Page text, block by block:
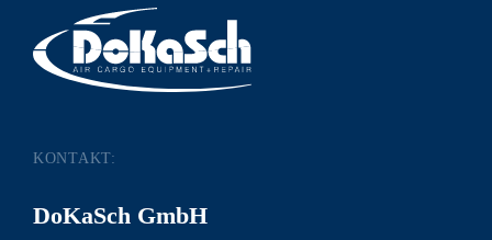
KONTAKT:
DoKaSch GmbH